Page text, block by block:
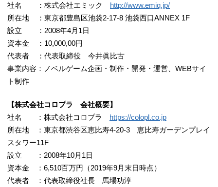
社名 ：株式会社エミック http://www.emiq.jp/
所在地 ：東京都豊島区池袋2-17-8 池袋西口ANNEX 1F
設立 ：2008年4月1日
資本金 ：10,000,00円
代表者 ：代表取締役 今井眞比古
事業内容：ノベルゲーム企画・制作・開発・運営、WEBサイ
ト制作
【株式会社コロプラ 会社概要】
社名 ：株式会社コロプラ https://colopl.co.jp
所在地 ：東京都渋谷区恵比寿4-20-3 恵比寿ガーデンプレイ
スタワー11F
設立 ：2008年10月1日
資本金 ：6,510百万円（2019年9月末日時点）
代表者 ：代表取締役社長 馬場功淳